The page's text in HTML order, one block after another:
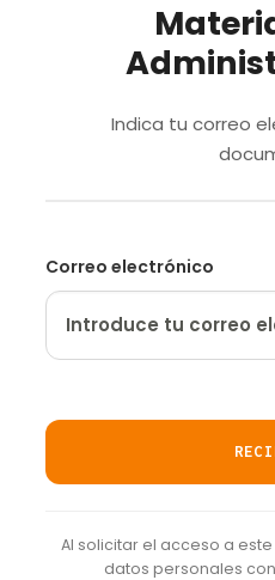
Indica tu correo
Correo electrónico
Al solicitar el acceso a
datos personales